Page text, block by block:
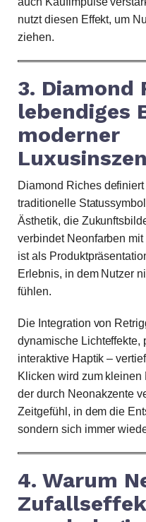
nutzt diesen Effekt, um
ziehen.
3. Diamond
lebendiges
moderner
Diamond Riches
traditionelle
Ästhetik, die
verbindet Neonfarben
ist als
Erlebnis, in dem Nutzer
fühlen.
Die Integration von
dynamische Lichteffekte,
interaktive Haptik –
Klicken wird zum kleinen
der durch Neonakzente
Zeitgefühl, in dem die
sondern sich immer
4. Warum